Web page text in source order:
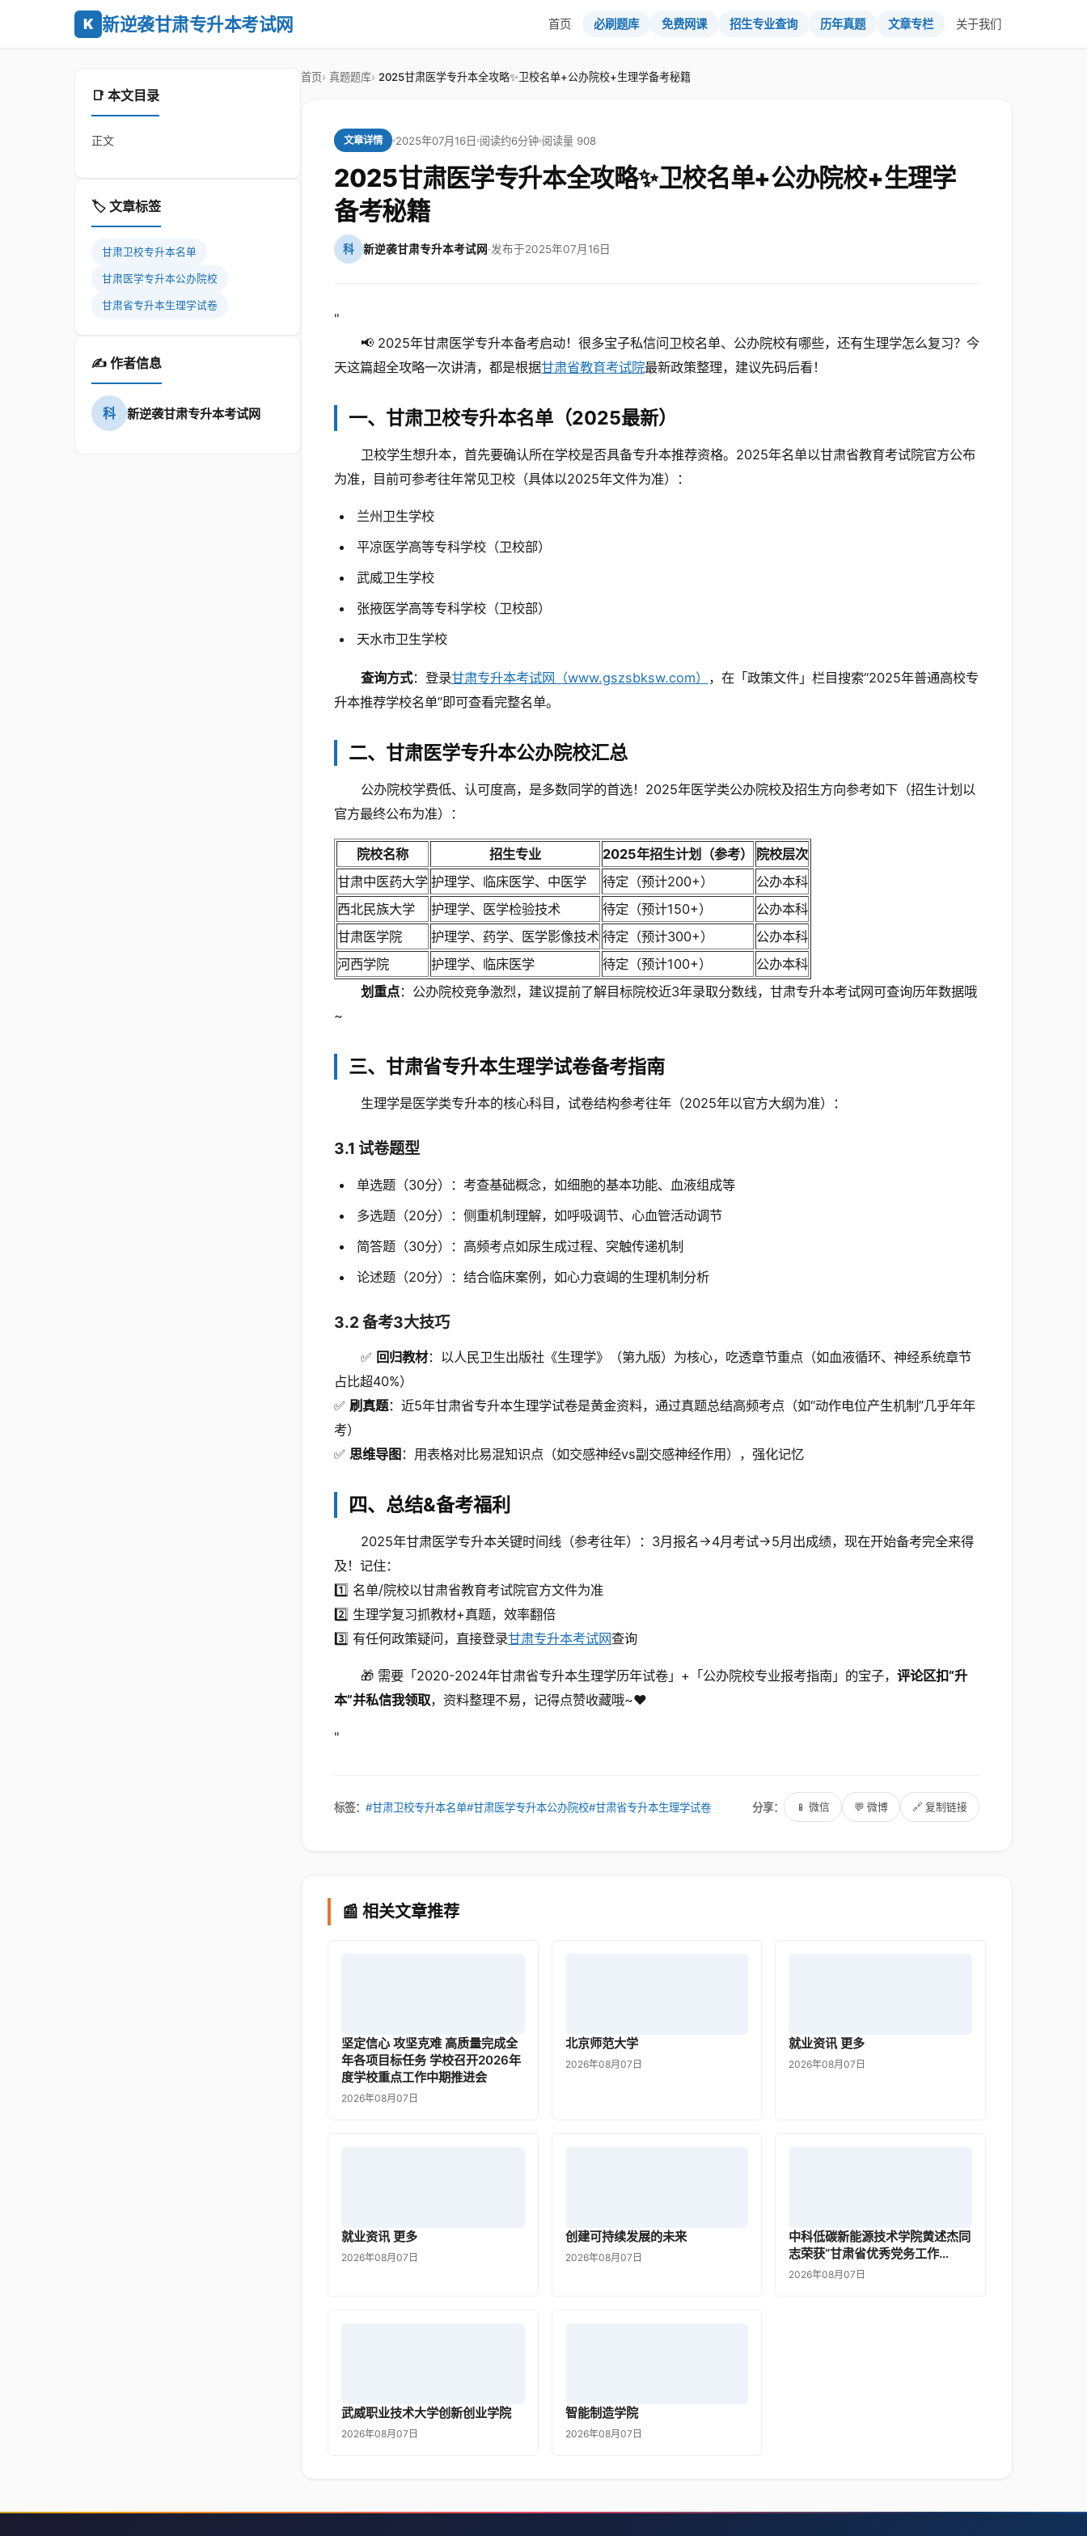
K 新逆袭甘肃专升本考试网 首页 必刷题库 免费网课 招生专业查询 历年真题 文章专栏 关于我们
📑 本文目录
正文
🏷️ 文章标签
甘肃卫校专升本名单
甘肃医学专升本公办院校
甘肃省专升本生理学试卷
✍️ 作者信息
科 新逆袭甘肃专升本考试网
首页 真题题库 2025甘肃医学专升本全攻略✨卫校名单+公办院校+生理学备考秘籍
文章详情 2025年07月16日 阅读约6分钟 阅读量 908
2025甘肃医学专升本全攻略✨卫校名单+公办院校+生理学
备考秘籍
科 新逆袭甘肃专升本考试网·发布于2025年07月16日
"
📢 2025年甘肃医学专升本备考启动！很多宝子私信问卫校名单、公办院校有哪些，还有生理学怎么复习？今
天这篇超全攻略一次讲清，都是根据甘肃省教育考试院最新政策整理，建议先码后看！
一、甘肃卫校专升本名单（2025最新）
卫校学生想升本，首先要确认所在学校是否具备专升本推荐资格。2025年名单以甘肃省教育考试院官方公布
为准，目前可参考往年常见卫校（具体以2025年文件为准）：
兰州卫生学校
平凉医学高等专科学校（卫校部）
武威卫生学校
张掖医学高等专科学校（卫校部）
天水市卫生学校
查询方式：登录甘肃专升本考试网（www.gszsbksw.com）
，在「政策文件」栏目搜索“2025年普通高校专
升本推荐学校名单”即可查看完整名单。
二、甘肃医学专升本公办院校汇总
公办院校学费低、认可度高，是多数同学的首选！2025年医学类公办院校及招生方向参考如下（招生计划以
官方最终公布为准）：
院校名称 招生专业 2025年招生计划（参考）
院校层次
甘肃中医药大学 护理学、临床医学、中医学 待定（预计200+）
公办本科
西北民族大学
护理学、医学检验技术 待定（预计150+）
公办本科
甘肃医学院
护理学、药学、医学影像技术 待定（预计300+）
公办本科
河西学院
护理学、临床医学 待定（预计100+）
公办本科
划重点：公办院校竞争激烈，建议提前了解目标院校近3年录取分数线，甘肃专升本考试网可查询历年数据哦
~
三、甘肃省专升本生理学试卷备考指南
生理学是医学类专升本的核心科目，试卷结构参考往年（2025年以官方大纲为准）：
3.1 试卷题型
单选题（30分）：考查基础概念，如细胞的基本功能、血液组成等
多选题（20分）：侧重机制理解，如呼吸调节、心血管活动调节
简答题（30分）：高频考点如尿生成过程、突触传递机制
论述题（20分）：结合临床案例，如心力衰竭的生理机制分析
3.2 备考3大技巧
✅ 回归教材：以人民卫生出版社《生理学》（第九版）为核心，吃透章节重点（如血液循环、神经系统章节
占比超40%）
✅ 刷真题：近5年甘肃省专升本生理学试卷是黄金资料，通过真题总结高频考点（如“动作电位产生机制”几乎年年
考）
✅ 思维导图 ：用表格对比易混知识点（如交感神经vs副交感神经作用），强化记忆
四、总结&备考福利
2025年甘肃医学专升本关键时间线（参考往年）：3月报名→4月考试→5月出成绩，现在开始备考完全来得
及！记住：
1️⃣ 名单/院校以甘肃省教育考试院官方文件为准
2️⃣ 生理学复习抓教材+真题，效率翻倍
3️⃣ 有任何政策疑问，直接登录甘肃专升本考试网查询
🎁 需要「2020-2024年甘肃省专升本生理学历年试卷」+「公办院校专业报考指南」的宝子， 评论区扣“升
本”并私信我领取，资料整理不易，记得点赞收藏哦~❤️
"
标签： #甘肃卫校专升本名单#甘肃医学专升本公办院校#甘肃省专升本生理学试卷 分享： 📱 微信 💬 微博 🔗 复制链接
📰 相关文章推荐
坚定信心 攻坚克难 高质量完成全
年各项目标任务 学校召开2026年
度学校重点工作中期推进会
2026年08月07日
北京师范大学
2026年08月07日
就业资讯 更多
2026年08月07日
就业资讯 更多
2026年08月07日
创建可持续发展的未来
2026年08月07日
中科低碳新能源技术学院黄述杰同
志荣获“甘肃省优秀党务工作…
2026年08月07日
武威职业技术大学创新创业学院
2026年08月07日
智能制造学院
2026年08月07日